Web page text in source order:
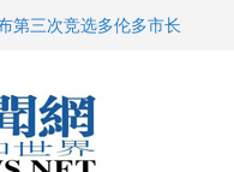
际佛事用品展览会暨沉香文
多伦多骄傲大游行 与市民分享
选举拉开帷幕 多名华人候选人